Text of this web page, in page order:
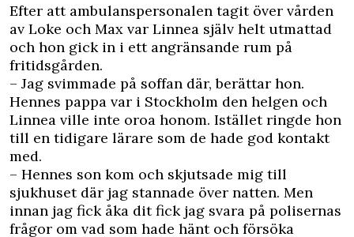
Efter att ambulanspersonalen tagit över vården
av Loke och Max var Linnea själv helt utmattad
och hon gick in i ett angränsande rum på
fritidsgården.
– Jag svimmade på soffan där, berättar hon.
Hennes pappa var i Stockholm den helgen och
Linnea ville inte oroa honom. Istället ringde hon
till en tidigare lärare som de hade god kontakt
med.
– Hennes son kom och skjutsade mig till
sjukhuset där jag stannade över natten. Men
innan jag fick åka dit fick jag svara på polisernas
frågor om vad som hade hänt och försöka